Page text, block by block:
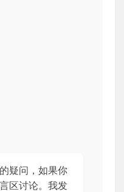
疑问，如果你
区讨论。我发